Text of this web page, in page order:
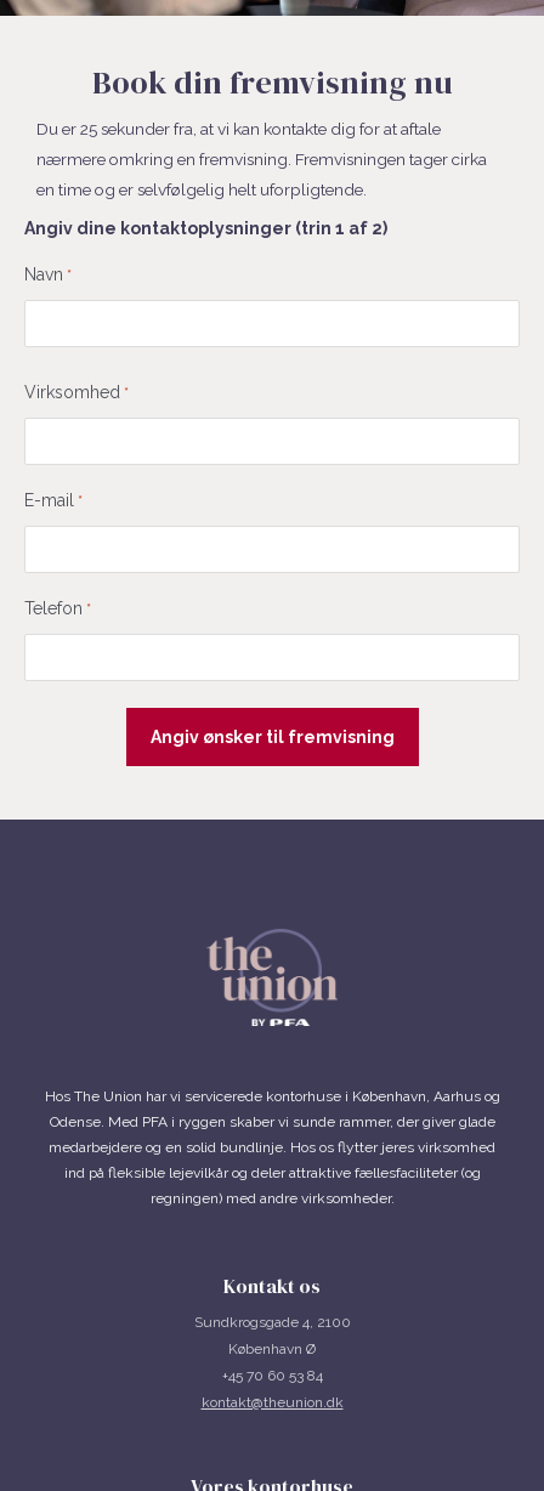
Book din fremvisning nu
Du er 25 sekunder fra, at vi kan kontakte dig for at aftale
nærmere omkring en fremvisning. Fremvisningen tager cirka
en time og er selvfølgelig helt uforpligtende.
Angiv dine kontaktoplysninger (trin 1 af 2)
Navn *
Fornavn
Virksomhed *
E-mail *
Telefon *
Hos The Union har vi servicerede kontorhuse i København, Aarhus og
Odense. Med PFA i ryggen skaber vi sunde rammer, der giver glade
medarbejdere og en solid bundlinje. Hos os flytter jeres virksomhed
ind på fleksible lejevilkår og deler attraktive fællesfaciliteter (og
regningen) med andre virksomheder.
Kontakt os
Sundkrogsgade 4, 2100
København Ø
+45 70 60 53 84
kontakt@theunion.dk